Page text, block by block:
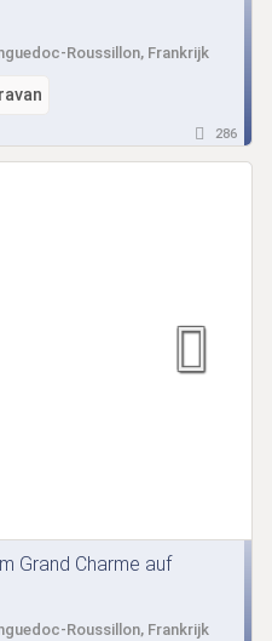
Roussillon, Frankrijk
286
Grand Charme auf
Roussillon, Frankrijk